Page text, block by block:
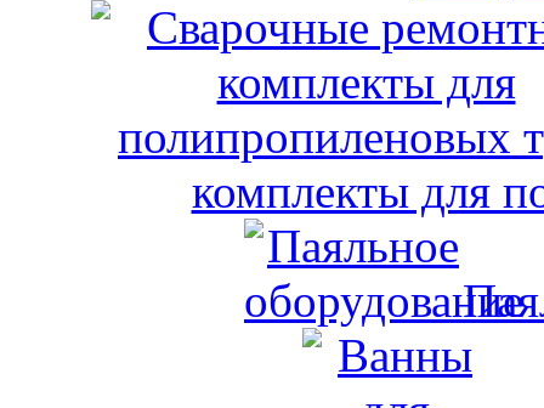
комплекты для